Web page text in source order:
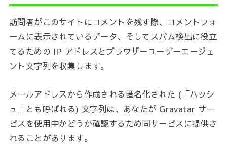
訪問者がこのサイトにコメントを残す際、コメントフォ
ームに表示されているデータ、そしてスパム検出に役立
てるための IP アドレスとブラウザーユーザーエージェ
ント文字列を収集します。
メールアドレスから作成される匿名化された (「ハッシ
ュ」とも呼ばれる) 文字列は、あなたが Gravatar サー
ビスを使用中かどうか確認するため同サービスに提供さ
れることがあります。